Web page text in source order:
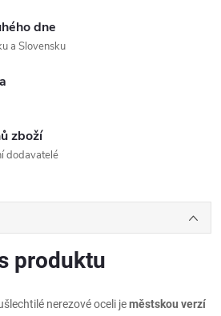
dne
a Slovensku
zboží
dodavatelé
produktu
nerezové oceli jeměstskou verzí